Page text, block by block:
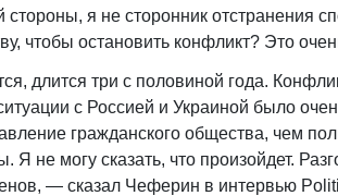
я не сторонник отстранения
чтобы остановить конфликт? Это
длится три с половиной года.
с Россией и Украиной было
гражданского общества, чем
Я не могу сказать, что произойдет.
— сказал Чеферин в интервью